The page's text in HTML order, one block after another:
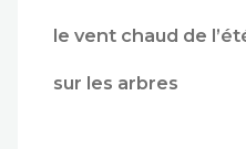
le vent chaud de
sur les arbres